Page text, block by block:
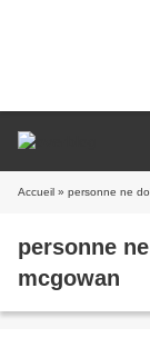
Accueil » personne ne
personne
mcgowan